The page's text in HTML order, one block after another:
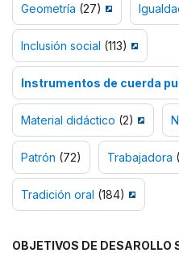
Geometría (27)
Inclusión social (113)
Instrumentos de cuerda
Material didáctico (2)
Patrón (72) Trabajadora
Tradición oral (184)
OBJETIVOS DE DESAROLLO